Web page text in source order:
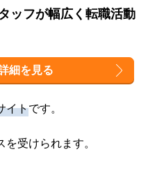
ッフが幅広く転職活動
細を見る
イトです。
受けられます。